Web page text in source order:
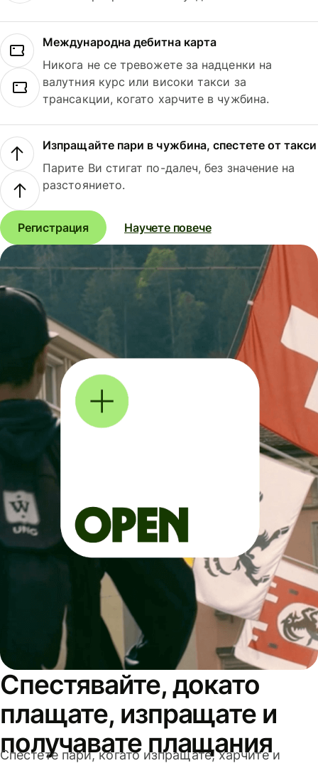
Международна дебитна карта
Никога не се тревожете за надценки на
валутния курс или високи такси за
трансакции, когато харчите в чужбина.
Изпращайте пари в чужбина, спестете от такси
Парите Ви стигат по-далеч, без значение на
разстоянието.
Регистрация Научете повече
Спестявайте, докато
плащате, изпращате и
получавате плащания
Спестете пари, когато изпращате, харчите и